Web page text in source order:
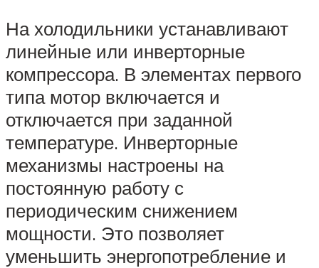
На холодильники устанавливают
линейные или инверторные
компрессора. В элементах первого
типа мотор включается и
отключается при заданной
температуре. Инверторные
механизмы настроены на
постоянную работу с
периодическим снижением
мощности. Это позволяет
уменьшить энергопотребление и